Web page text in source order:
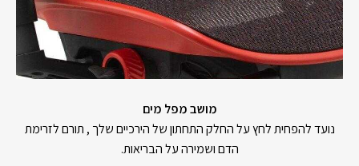
מושב מפל מים
נועד להפחית לחץ על החלק התחתון של הירכיים שלך , תורם לזרימת
הדם ושמירה על הבריאות.